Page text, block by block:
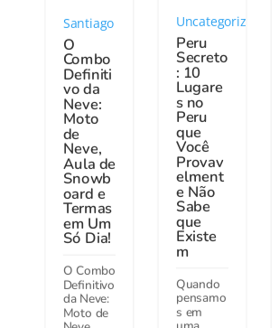
Santiago
O
Combo
Definiti
vo da
Neve:
Moto
de
Neve,
Aula de
Snowb
oard e
Termas
em Um
Só Dia!
O Combo
Definitivo
da Neve:
Moto de
Uncategorized
Peru
Secreto
: 10
Lugare
s no
Peru
que
Você
Provav
elment
e Não
Sabe
que
Existe
m
Quando
pensamo
s em